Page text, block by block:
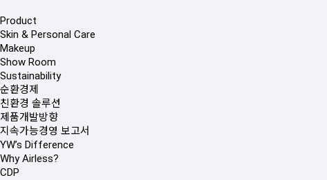
Product
Skin & Personal Care
Makeup
Show Room
Sustainability
순환경제
친환경 솔루션
제품개발방향
지속가능경영 보고서
YW’s Difference
Why Airless?
CDP